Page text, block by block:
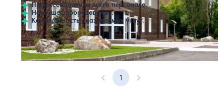
Профессионализм всего персонала.
Новейшее оборудование.
Комплексность оказываемых услуг.
Профилей лечения:7 SPA
Предыдущая страница
1 Следующая страница